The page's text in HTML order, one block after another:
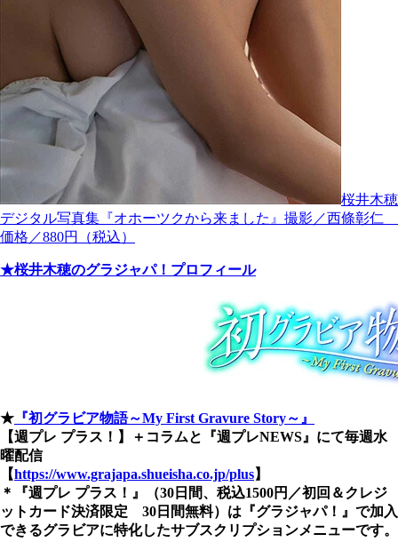
桜井木穂
デジタル写真集『オホーツクから来ました』撮影／西條彰仁
価格／880円（税込）
★桜井木穂のグラジャパ！プロフィール
★ 『初グラビア物語～My First Gravure Story～』
【週プレ プラス！】＋コラムと『週プレNEWS』にて毎週水
曜配信
【https://www.grajapa.shueisha.co.jp/plus】
＊『週プレ プラス！』（30日間、税込1500円／初回＆クレジ
ットカード決済限定 30日間無料）は『グラジャパ！』で加入
できるグラビアに特化したサブスクリプションメニューです。